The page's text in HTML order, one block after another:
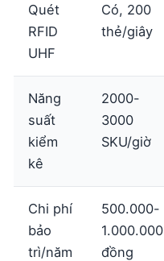
Quét
RFID
UHF
Có, 200
thẻ/giây
Năng
suất
kiểm
kê
2000-
3000
SKU/giờ
Chi phí
bảo
trì/năm
500.000-
1.000.000
đồng